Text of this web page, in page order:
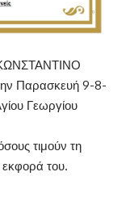
ΚΩΝΣΤΑΝΤΙΝΟ
Παρασκευή 9-8-
Γεωργίου
τιμούν τη
του.